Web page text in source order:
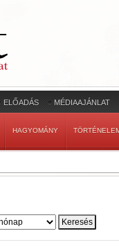
ELŐADÁS MÉDIAAJÁNLAT
HAGYOMÁNY